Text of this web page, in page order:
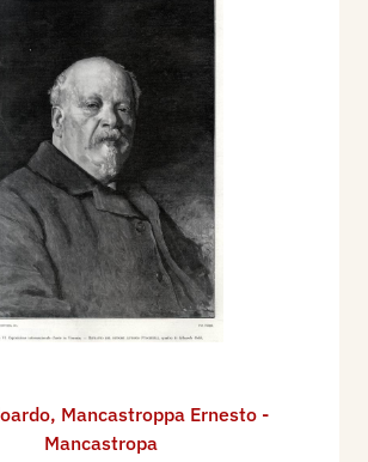
, Mancastroppa Ernesto -
Mancastropa